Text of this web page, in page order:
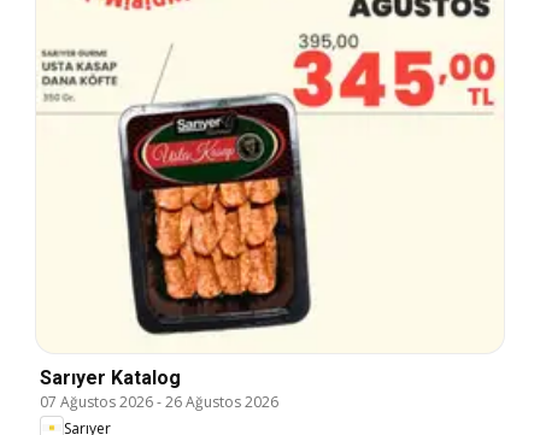
Sarıyer Katalog
07 Ağustos 2026-26 Ağustos 2026
Sarıyer